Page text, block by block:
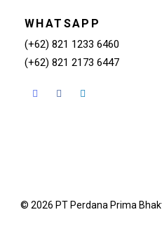
WHATSAPP
(+62) 821 1233 6460
(+62) 821 2173 6447
© 2026 PT Perdana Prima